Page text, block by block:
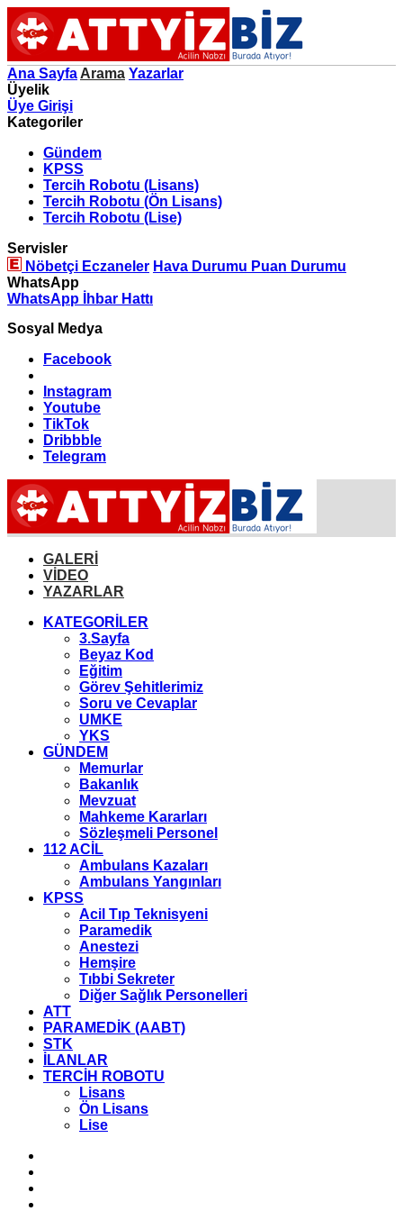
Ana Sayfa Arama Yazarlar
Üyelik
Üye Girişi
Kategoriler
Gündem
KPSS
Tercih Robotu (Lisans)
Tercih Robotu (Ön Lisans)
Tercih Robotu (Lise)
Servisler
Nöbetçi Eczaneler Hava Durumu Puan Durumu
WhatsApp
WhatsApp İhbar Hattı
Sosyal Medya
Facebook
Instagram
Youtube
TikTok
Dribbble
Telegram
GALERİ
VİDEO
YAZARLAR
KATEGORİLER
3.Sayfa
Beyaz Kod
Eğitim
Görev Şehitlerimiz
Soru ve Cevaplar
UMKE
YKS
GÜNDEM
Memurlar
Bakanlık
Mevzuat
Mahkeme Kararları
Sözleşmeli Personel
112 ACİL
Ambulans Kazaları
Ambulans Yangınları
KPSS
Acil Tıp Teknisyeni
Paramedik
Anestezi
Hemşire
Tıbbi Sekreter
Diğer Sağlık Personelleri
ATT
PARAMEDİK (AABT)
STK
İLANLAR
TERCİH ROBOTU
Lisans
Ön Lisans
Lise